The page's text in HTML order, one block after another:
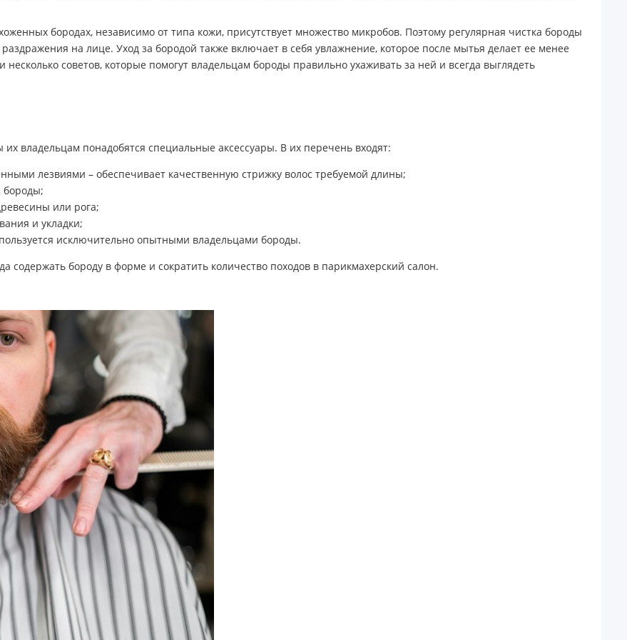
бородах, независимо от типа кожи, присутствует множество микробов. Поэтому регулярная чистка бороды
на лице. Уход за бородой также включает в себя увлажнение, которое после мытья делает ее менее
несколько советов, которые помогут владельцам бороды правильно ухаживать за ней и всегда выглядеть
владельцам понадобятся специальные аксессуары. В их перечень входят:
лезвиями – обеспечивает качественную стрижку волос требуемой длины;
бороды;
или рога;
и укладки;
исключительно опытными владельцами бороды.
содержать бороду в форме и сократить количество походов в парикмахерский салон.